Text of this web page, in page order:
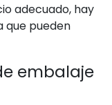
adecuado, hay
que pueden
embalaje